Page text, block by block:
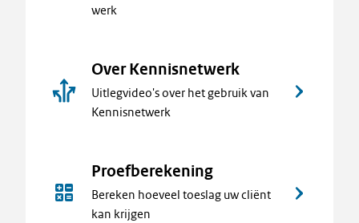
werk
Over Kennisnetwerk
Uitlegvideo's over het gebruik van
Kennisnetwerk
Proefberekening
Bereken hoeveel toeslag uw cliënt
kan krijgen